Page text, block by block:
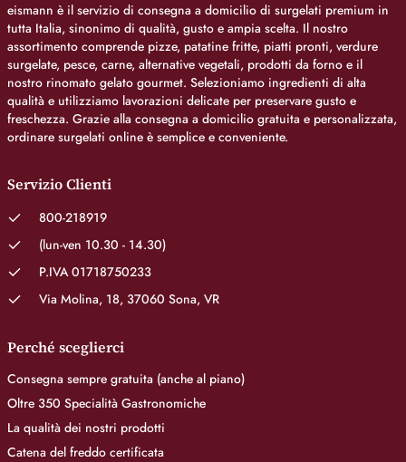
eismann è il servizio di consegna a domicilio di surgelati premium in
tutta Italia, sinonimo di qualità, gusto e ampia scelta. Il nostro
assortimento comprende pizze, patatine fritte, piatti pronti, verdure
surgelate, pesce, carne, alternative vegetali, prodotti da forno e il
nostro rinomato gelato gourmet. Selezioniamo ingredienti di alta
qualità e utilizziamo lavorazioni delicate per preservare gusto e
freschezza. Grazie alla consegna a domicilio gratuita e personalizzata,
ordinare surgelati online è semplice e conveniente.
Servizio Clienti
800-218919
(lun-ven 10.30 - 14.30)
P.IVA 01718750233
Via Molina, 18, 37060 Sona, VR
Perché sceglierci
Consegna sempre gratuita (anche al piano)
Oltre 350 Specialità Gastronomiche
La qualità dei nostri prodotti
Catena del freddo certificata